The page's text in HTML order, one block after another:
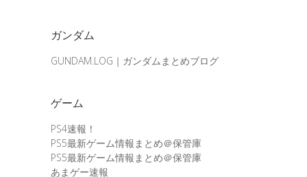
ガンダム
GUNDAM.LOG｜ガンダムまとめブログ
ゲーム
PS4速報！
PS5最新ゲーム情報まとめ＠保管庫
PS5最新ゲーム情報まとめ＠保管庫
あまゲー速報